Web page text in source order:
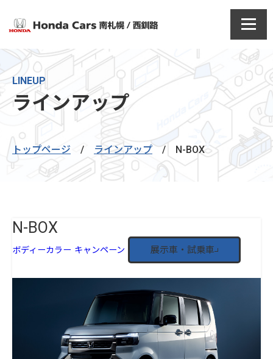
LINEUP
ラインアップ
トップページ / ラインアップ / N-BOX
N-BOX
ボディーカラー キャンペーン 展示車・試乗車